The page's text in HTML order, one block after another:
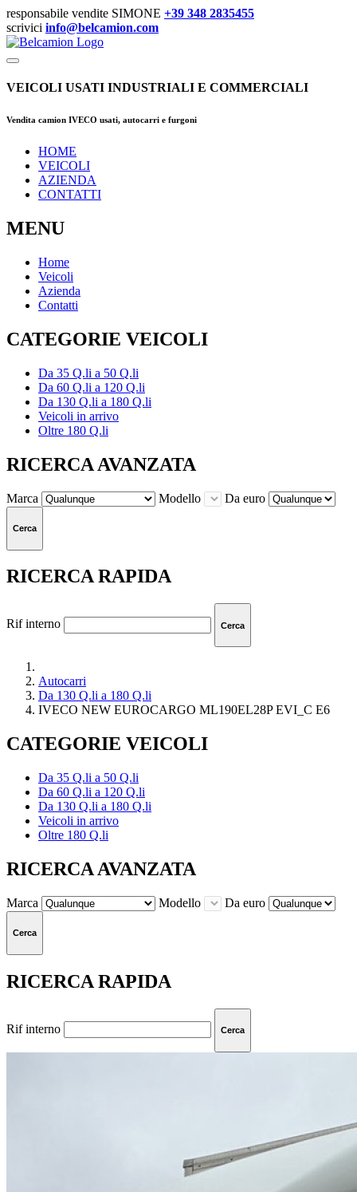
responsabile vendite SIMONE +39 348 2835455
scrivici info@belcamion.com
VEICOLI USATI INDUSTRIALI E COMMERCIALI
Vendita camion IVECO usati, autocarri e furgoni
HOME
VEICOLI
AZIENDA
CONTATTI
MENU
Home
Veicoli
Azienda
Contatti
CATEGORIE VEICOLI
Da 35 Q.li a 50 Q.li
Da 60 Q.li a 120 Q.li
Da 130 Q.li a 180 Q.li
Veicoli in arrivo
Oltre 180 Q.li
RICERCA AVANZATA
Marca Modello Da euro
Cerca
RICERCA RAPIDA
Rif interno Cerca
Autocarri
Da 130 Q.li a 180 Q.li
IVECO NEW EUROCARGO ML190EL28P EVI_C E6
CATEGORIE VEICOLI
Da 35 Q.li a 50 Q.li
Da 60 Q.li a 120 Q.li
Da 130 Q.li a 180 Q.li
Veicoli in arrivo
Oltre 180 Q.li
RICERCA AVANZATA
Marca Modello Da euro
Cerca
RICERCA RAPIDA
Rif interno Cerca